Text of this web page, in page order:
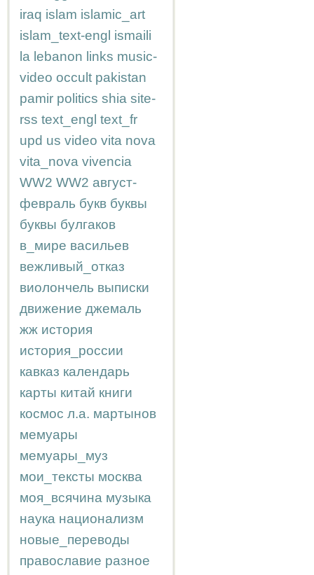
iraq islam islamic_art
islam_text-engl ismaili
la lebanon links music-
video occult pakistan
pamir politics shia site-
rss text_engl text_fr
upd us video vita nova
vita_nova vivencia
WW2 WW2 август-
февраль букв буквы
буквы булгаков
в_мире васильев
вежливый_отказ
виолончель выписки
движение джемаль
жж история
история_россии
кавказ календарь
карты китай книги
космос л.а. мартынов
мемуары
мемуары_муз
мои_тексты москва
моя_всячина музыка
наука национализм
новые_переводы
православие разное